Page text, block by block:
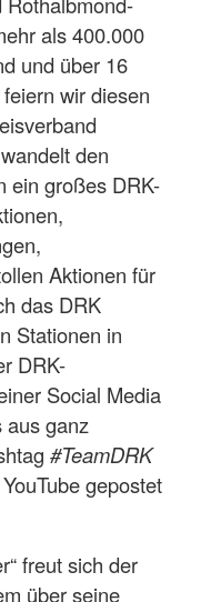
als 400.000
und über 16
wir diesen
den
ein großes DRK-
Aktionen für
das DRK
Stationen in
DRK-
Social Media
aus ganz
#TeamDRK
gepostet
freut sich der
über seine